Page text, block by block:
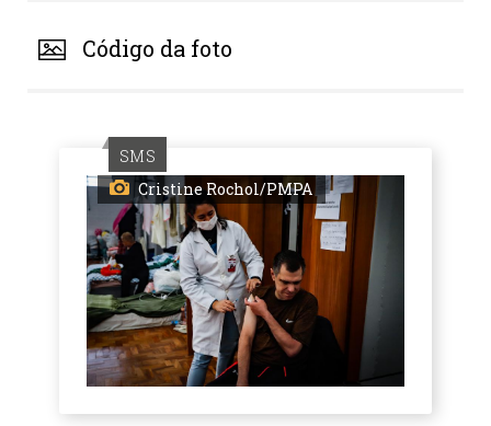
Código da foto
SMS
Cristine Rochol/PMPA